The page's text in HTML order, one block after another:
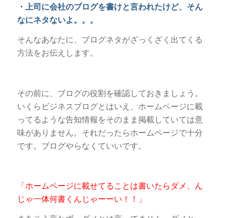
・上司に会社のブログを書けと言われたけど、そん
なにネタないよ。。。
そんなあなたに、ブログネタがざっくざく出てくる
方法をお伝えします。
その前に、ブログの役割を確認しておきましょう。
いくらビジネスブログとはいえ、ホームページに載
ってるような告知情報をそのまま掲載していては意
味がありません。それだったらホームページで十分
です。ブログやらなくていいです。
「ホームページに載せてることは書いたらダメ、ん
じゃ一体何書くんじゃーーい！！」